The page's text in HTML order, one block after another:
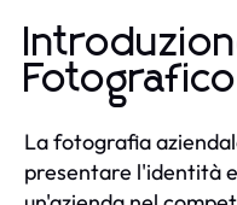
La fotografia
presentare l'identità